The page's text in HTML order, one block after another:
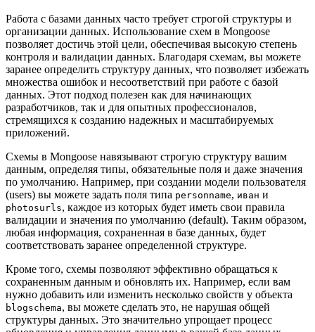
Работа с базами данных часто требует строгой структуры и
организации данных. Использование схем в Mongoose
позволяет достичь этой цели, обеспечивая высокую степень
контроля и валидации данных. Благодаря схемам, вы можете
заранее определить структуру данных, что позволяет избежать
множества ошибок и несоответствий при работе с базой
данных. Этот подход полезен как для начинающих
разработчиков, так и для опытных профессионалов,
стремящихся к созданию надежных и масштабируемых
приложений.
Схемы в Mongoose навязывают строгую структуру вашим
данным, определяя типы, обязательные поля и даже значения
по умолчанию. Например, при создании модели пользователя
(users) вы можете задать поля типа personname, иван и
photosurls, каждое из которых будет иметь свои правила
валидации и значения по умолчанию (default). Таким образом,
любая информация, сохраненная в базе данных, будет
соответствовать заранее определенной структуре.
Кроме того, схемы позволяют эффективно обращаться к
сохраненным данным и обновлять их. Например, если вам
нужно добавить или изменить несколько свойств у объекта
blogschema, вы можете сделать это, не нарушая общей
структуры данных. Это значительно упрощает процесс